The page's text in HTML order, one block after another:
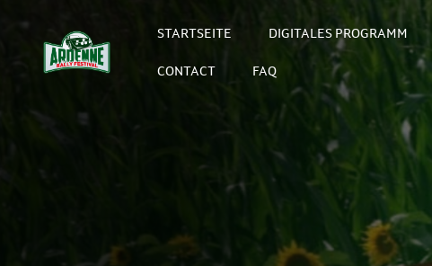
STARTSEITE DIGITALES PROGRAMM
CONTACT FAQ